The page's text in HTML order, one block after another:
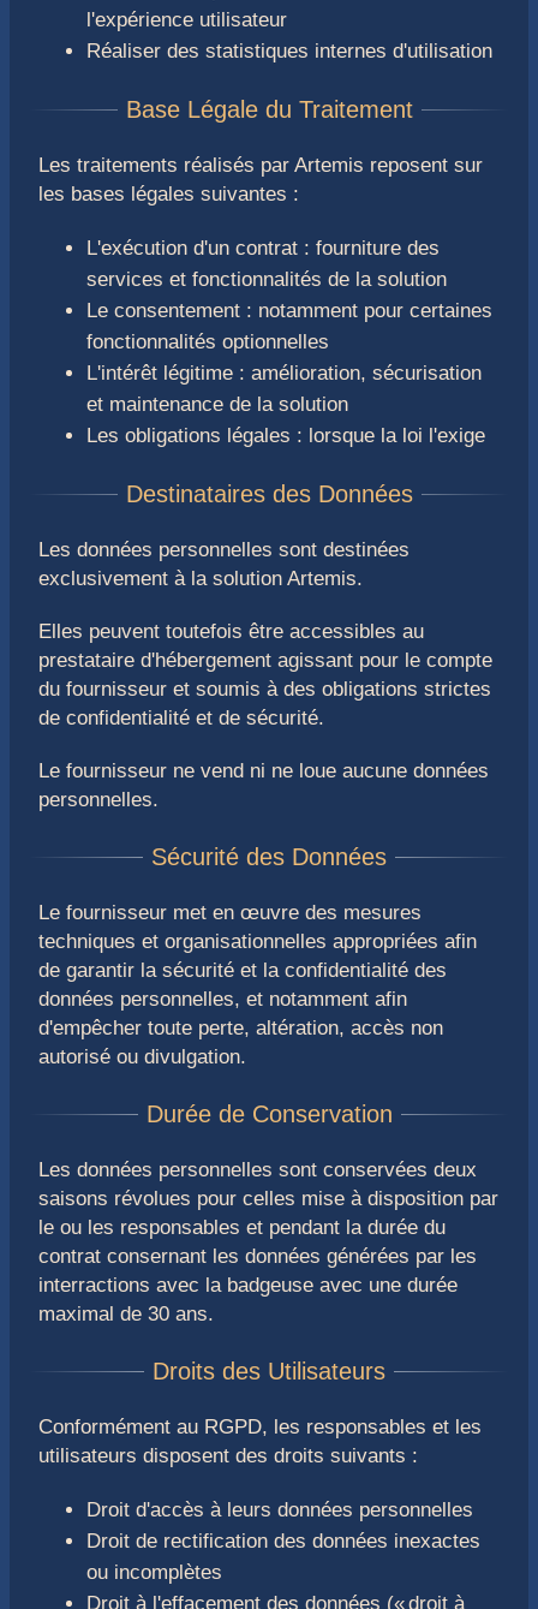
l'expérience utilisateur
Réaliser des statistiques internes d'utilisation
Les traitements réalisés par Artemis reposent sur
les bases légales suivantes :
L'exécution d'un contrat : fourniture des
services et fonctionnalités de la solution
Le consentement : notamment pour certaines
fonctionnalités optionnelles
L'intérêt légitime : amélioration, sécurisation
et maintenance de la solution
Les obligations légales : lorsque la loi l'exige
Les données personnelles sont destinées
exclusivement à la solution Artemis.
Elles peuvent toutefois être accessibles au
prestataire d'hébergement agissant pour le compte
du fournisseur et soumis à des obligations strictes
de confidentialité et de sécurité.
Le fournisseur ne vend ni ne loue aucune données
personnelles.
Le fournisseur met en œuvre des mesures
techniques et organisationnelles appropriées afin
de garantir la sécurité et la confidentialité des
données personnelles, et notamment afin
d'empêcher toute perte, altération, accès non
autorisé ou divulgation.
Les données personnelles sont conservées deux
saisons révolues pour celles mise à disposition par
le ou les responsables et pendant la durée du
contrat consernant les données générées par les
interractions avec la badgeuse avec une durée
maximal de 30 ans.
Conformément au RGPD, les responsables et les
utilisateurs disposent des droits suivants :
Droit d'accès à leurs données personnelles
Droit de rectification des données inexactes
ou incomplètes
Droit à l'effacement des données (« droit à